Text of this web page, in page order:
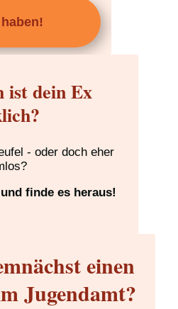
ist dein Ex
- oder doch eher
finde es heraus!
einen
Jugendamt?